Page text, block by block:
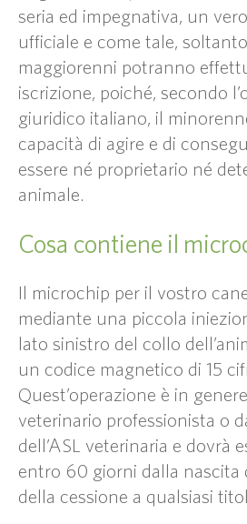
seria ed impegnativa, un
ufficiale e come tale,
maggiorenni potranno
iscrizione, poiché, secondo
giuridico italiano, il
capacità di agire e di
essere né proprietario né
animale.
Cosa contiene il
Il microchip per il vostro
mediante una piccola
lato sinistro del collo
un codice magnetico di 15
Quest’operazione è in
veterinario professionista o
dell’ASL veterinaria e dovrà
entro 60 giorni dalla nascita
della cessione a qualsiasi